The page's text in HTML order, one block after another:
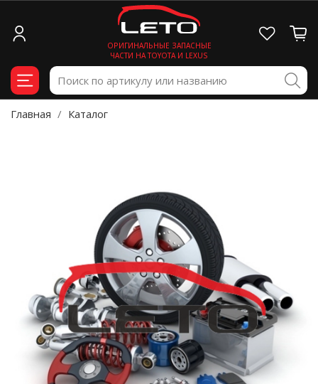
ОРИГИНАЛЬНЫЕ ЗАПАСНЫЕ
ЧАСТИ НА TOYOTA И LEXUS
Главная Каталог